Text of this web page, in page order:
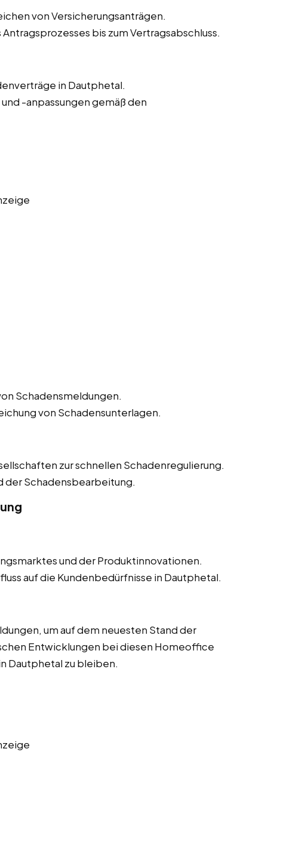
von Versicherungsanträgen.
bis zum Vertragsabschluss.
in Dautphetal.
-anpassungen gemäß den
Schadensmeldungen.
von Schadensunterlagen.
zur schnellen Schadenregulierung.
der Schadensbearbeitung.
und der Produktinnovationen.
auf die Kundenbedürfnisse in Dautphetal.
um auf dem neuesten Stand der
Entwicklungen bei diesen Homeoffice
Dautphetal zu bleiben.